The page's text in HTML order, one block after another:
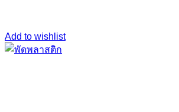
Add to wishlist